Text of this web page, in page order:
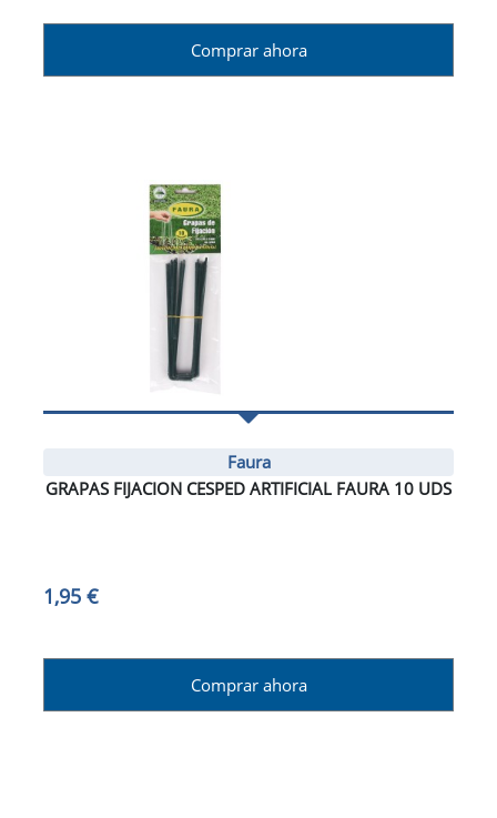
Comprar ahora
Faura
GRAPAS FIJACION CESPED ARTIFICIAL FAURA 10 UDS
1,95 €
Comprar ahora